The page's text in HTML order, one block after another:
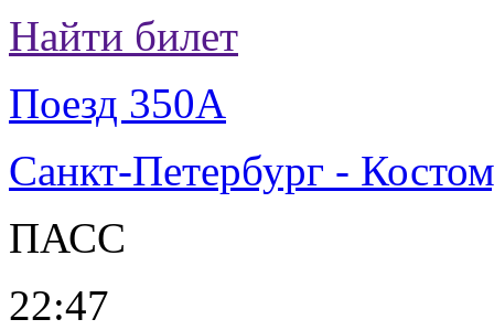
Найти билет
Поезд 350А
Санкт-Петербург -
ПАСС
22:47